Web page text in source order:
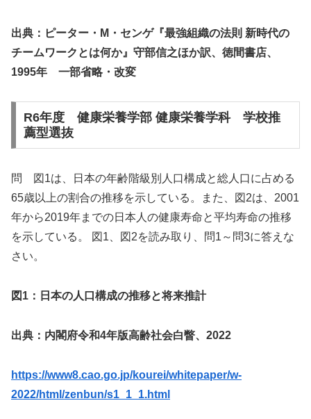
出典：ピーター・M・センゲ『最強組織の法則 新時代の
チームワークとは何か』守部信之ほか訳、徳間書店、
1995年 一部省略・改変
R6年度 健康栄養学部 健康栄養学科 学校推
薦型選抜
問 図1は、日本の年齢階級別人口構成と総人口に占める
65歳以上の割合の推移を示している。また、図2は、2001
年から2019年までの日本人の健康寿命と平均寿命の推移
を示している。 図1、図2を読み取り、問1～問3に答えな
さい。
図1：日本の人口構成の推移と将来推計
出典：内閣府令和4年版高齢社会白瞥、2022
https://www8.cao.go.jp/kourei/whitepaper/w-
2022/html/zenbun/s1_1_1.html